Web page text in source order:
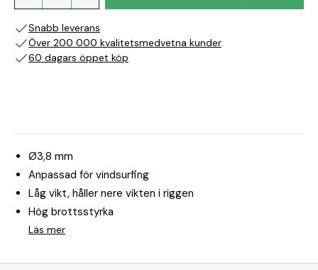
Snabb leverans
Över 200 000 kvalitetsmedvetna kunder
60 dagars öppet köp
Ø3,8 mm
Anpassad för vindsurfing
Låg vikt, håller nere vikten i riggen
Hög brottsstyrka
Läs mer